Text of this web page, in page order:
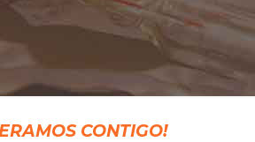
CONTIGO!